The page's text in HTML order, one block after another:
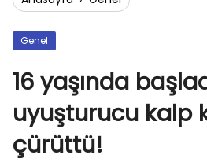
Genel
16 yaşında
uyuşturucu kalp
çürüttü!